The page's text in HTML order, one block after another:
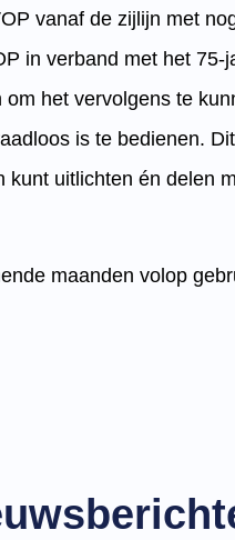
vanaf de zijlijn met
in verband met het
het vervolgens te
is te bedienen.
uitlichten én delen
maanden volop